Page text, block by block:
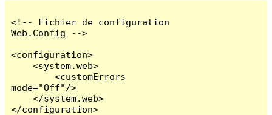
<!-- Fichier de configuration
Web.Config -->
<configuration>
    <system.web>
        <customErrors
mode="Off"/>
    </system.web>
</configuration>